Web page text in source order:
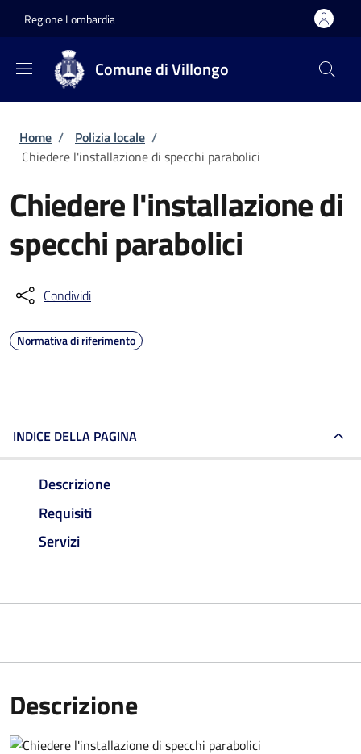
Regione Lombardia
Comune di Villongo
Briciole di pane
Home / Polizia locale /
Chiedere l'installazione di specchi parabolici
Chiedere l'installazione di
specchi parabolici
Condividi
Normativa di riferimento
INDICE DELLA PAGINA
Descrizione
Requisiti
Servizi
Descrizione